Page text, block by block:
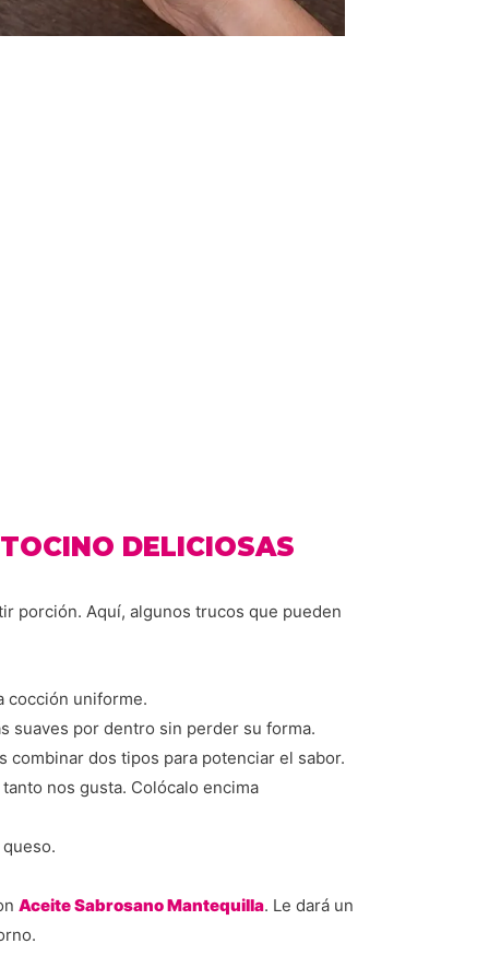
DELICIOSAS
porción. Aquí, algunos trucos que pueden
cocción uniforme.
suaves por dentro sin perder su forma.
combinar dos tipos para potenciar el sabor.
nos gusta. Colócalo encima
Aceite Sabrosano Mantequilla. Le dará un